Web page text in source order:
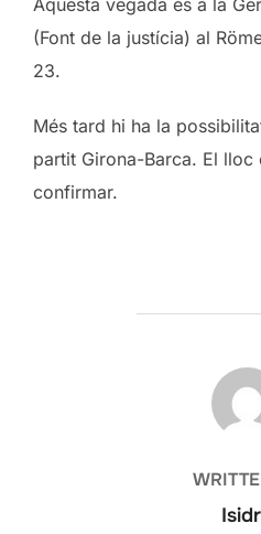
(Font de la justícia) al
23.
Més tard hi ha la
partit Girona-Barca. El lloc
confirmar.
POST